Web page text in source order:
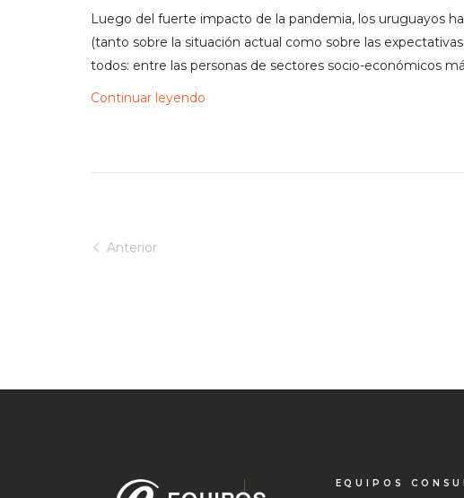
Luego del fuerte impacto de la pandemia, los uruguayos
(tanto sobre la situación actual como sobre las
todos: entre las personas de sectores socio-económicos
Continuar leyendo
Anterior
EQUIPOS